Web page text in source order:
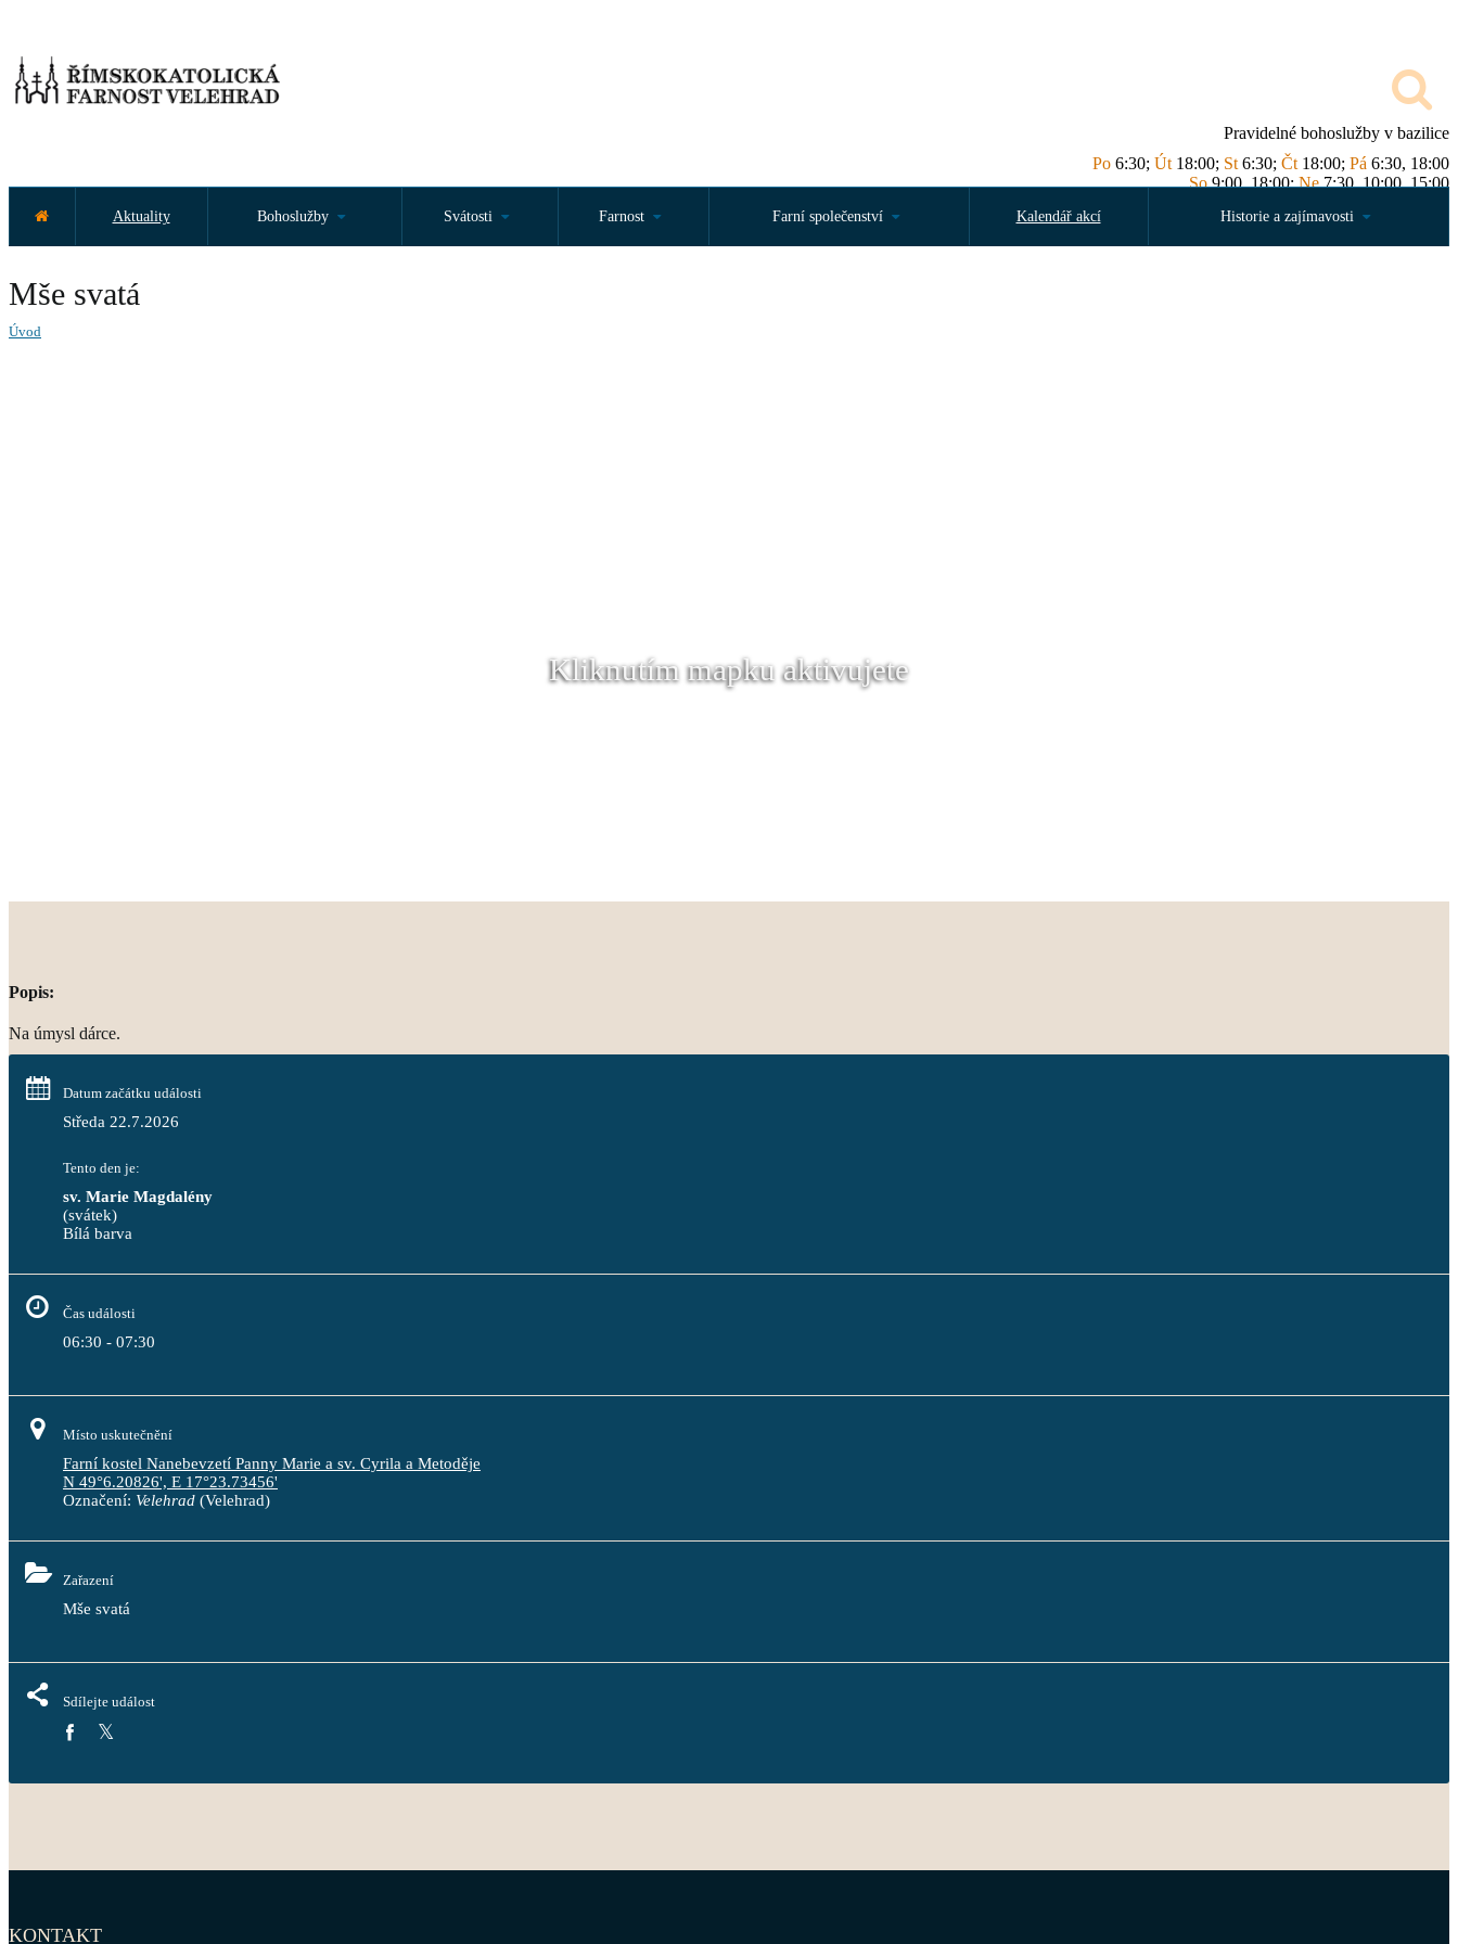
Pravidelné bohoslužby v bazilice
Po 6:30; Út 18:00; St 6:30; Čt 18:00; Pá 6:30, 18:00
So9:00, 18:00;Ne7:30, 10:00, 15:00
Aktuality Bohoslužby Svátosti Farnost Farní společenství Kalendář akcí Historie a zajímavosti
Mše svatá
Úvod
Kliknutím mapku aktivujete
Popis:
Na úmysl dárce.
Datum začátku události
Středa 22.7.2026
Tento den je:
sv. Marie Magdalény
(svátek)
Bílá barva
Čas události
06:30 - 07:30
Místo uskutečnění
Farní kostel Nanebevzetí Panny Marie a sv. Cyrila a Metoděje
N 49°6.20826', E 17°23.73456'
Označení: Velehrad (Velehrad)
Zařazení
Mše svatá
Sdílejte událost
KONTAKT